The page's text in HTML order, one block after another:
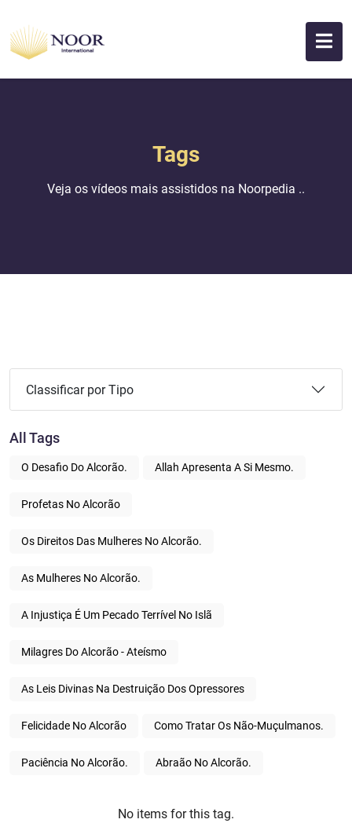
Tags
Veja os vídeos mais assistidos na Noorpedia ..
Classificar por Tipo
All Tags
O Desafio Do Alcorão. Allah Apresenta A Si Mesmo.
Profetas No Alcorão
Os Direitos Das Mulheres No Alcorão.
As Mulheres No Alcorão.
A Injustiça É Um Pecado Terrível No Islã
Milagres Do Alcorão - Ateísmo
As Leis Divinas Na Destruição Dos Opressores
Felicidade No Alcorão Como Tratar Os Não-Muçulmanos.
Paciência No Alcorão. Abraão No Alcorão.
No items for this tag.